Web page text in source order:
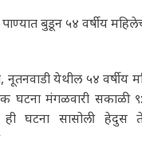
बुडून ५४ वर्षीय
नूतनवाडी येथील ५४ वर्षीय
घटना मंगळवारी सकाळी
घटना सासोली हेदुस ते